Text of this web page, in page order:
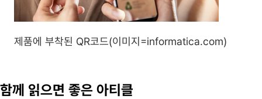
제품에 부착된 QR코드(이미지=informatica.com)
함께 읽으면 좋은 아티클